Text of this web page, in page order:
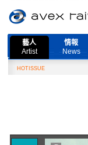
藝人
Artist
情報
News
HOTISSUE